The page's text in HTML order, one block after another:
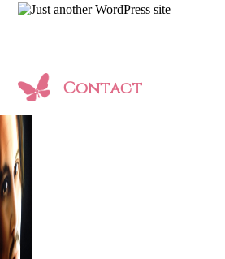
Contact